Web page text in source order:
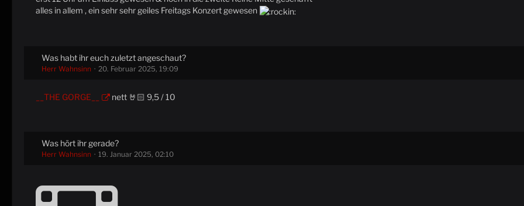
alles in allem , ein sehr sehr geiles Freitags Konzert gewesen
Was habt ihr euch zuletzt angeschaut?
Herr Wahnsinn 20. Februar 2025, 19:09
__THE GORGE__ nett 🤘🏻 9,5 / 10
Was hört ihr gerade?
Herr Wahnsinn 19. Januar 2025, 02:10